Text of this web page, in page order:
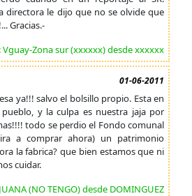
directora le dijo que no se olvide que
Gracias.-
Vguay-Zona sur (xxxxxx) desde xxxxxx
01-06-2011
ya!!! salvo el bolsillo propio. Esta en
y la culpa es nuestra jaja por
todo se perdio el Fondo comunal
a comprar ahora) un patrimonio
la fabrica? que bien estamos que ni
cuidar.
(NO TENGO) desde DOMINGUEZ